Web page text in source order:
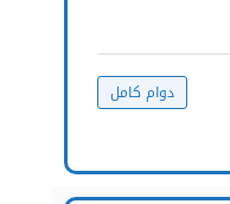
دوام كامل